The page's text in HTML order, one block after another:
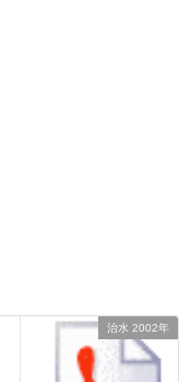
治水 2002年